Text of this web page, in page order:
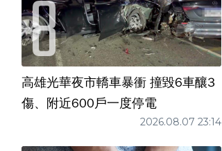
高雄光華夜市轎車暴衝 撞毀6車釀3
傷、附近600戶一度停電
2026.08.07 23:14